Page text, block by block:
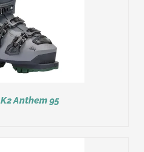
K2 Anthem 95